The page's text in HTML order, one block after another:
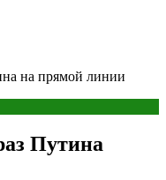
на прямой линии
Путина